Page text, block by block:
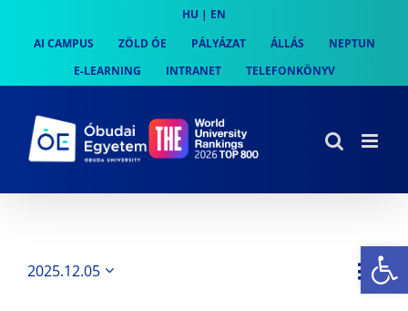
content
HU | EN
AI CAMPUS
ZÖLD ÓE PÁLYÁZAT ÁLLÁS
NEPTUN
E-LEARNING
INTRANET TELEFONKÖNYV
Nap
2025.12.05